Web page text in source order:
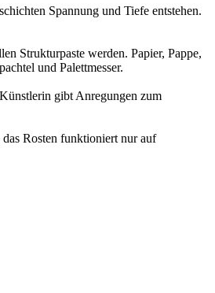
Spannung und Tiefe entstehen.
Strukturpaste werden. Papier, Pappe,
und Palettmesser.
gibt Anregungen zum
Rosten funktioniert nur auf